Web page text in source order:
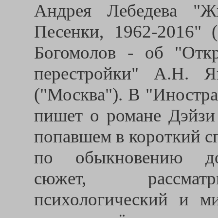
Андрея Лебедева
Песенки, 1962-
Богомолов - об
перестройки" А.Н.
("Москва"). В
пишет о романе
попавшем в короткий
по обыкновению
сюжет,
психологический и